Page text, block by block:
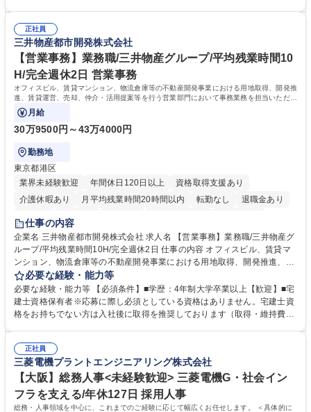
幅広い業務の体得が可能で、多様なキャリアパスを描くことも可能です。
募集職種 【総務】未経験歓迎◎/リモート可/世界で唯一の事業/福利厚生◎/
再雇用有
対処できる・新しいことに興味関心がある 【魅力】■自己啓発支援：資格
取得や通信教育など費用の80%（年間25万円まで）を補助 ■住宅手当：家
賃の50%（月額7万円まで）を補助 学歴・資格 学歴：大学院 大学 語学
力： 資格：
正社員
三井物産都市開発株式会社
【営業事務】業務職/三井物産グループ/平均残業時間10
H/完全週休2日 営業事務
オフィスビル、賃貸マンション、物流倉庫等の不動産開発事業における用地取得、開発推
進、賃貸運営、売却、仲介・活用提案等を行う営業部門において事務業務を担当いただき
ます。
月給
30万9500円～43万4000円
勤務地
東京都港区
業界未経験歓迎
年間休日120日以上
資格取得支援あり
介護休暇あり
月平均残業時間20時間以内 転勤なし
退職金あり
在宅OK
賞与あり
駅近5分以内
土日祝休み 寮・社宅あり
仕事の内容
企業名 三井物産都市開発株式会社 求人名 【営業事務】業務職/三井物産グ
ループ/平均残業時間10H/完全週休2日 仕事の内容 オフィスビル、賃貸マ
ンション、物流倉庫等の不動産開発事業における用地取得、開発推進、賃
貸運営、売却、仲介・活用提案等を行う営業部門において事務業務を担当
いただきます。 【詳細】・契約書管理、契約書製本、捺印対応、ファイリ
ング、登記簿取得、調書取得・支払業務（各種費用支払、支払管理、請
求・支払データ登録、取引先マスター申請対応）・予算作成及び予実管
の他に担当頂く業務が発生する場合があります。 募集職種 【営業事務】
業務職/三井物産グループ/平均残業時間10H/完全週休2日
必要な経験・能力等
必要な経験・能力等 【必須条件】■学歴：4年制大学卒業以上【歓迎】■宅
建士資格保有者※応募に際し必須としている資格はありません。宅建士資
格をお持ちでない方は入社後に取得を推奨しております（取得・維持費用
ション力がある方。 ・チャレンジを厭わず、粘り強く業務に取り組める
方。多様な関係者と謙虚に信頼関係を構築でき、期限を意識したスケジュ
ール管理が出来る方。※将来的に他部署（営業部門、コーポレート部門）
へのジョブローテーションの可能性があります。 学歴・資格 学歴：大学
院 大学 語学力： 資格：宅地建物取引士
正社員
三菱電機プラントエンジニアリング株式会社
【大阪】総務人事<未経験歓迎> 三菱電機G・社会イン
フラを支える/年休127日 採用人事
総務・人事領域を中心に、これまでのご経験に応じて幅広くお任せします。 ＜具体的に